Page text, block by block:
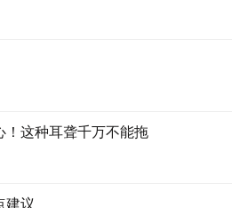
！这种耳聋千万不能拖
建议